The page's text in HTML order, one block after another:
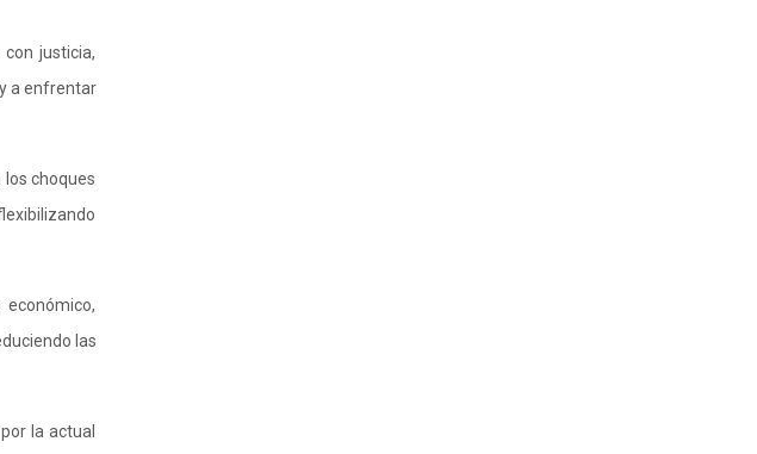
justicia,
a enfrentar
choques
las
la actual